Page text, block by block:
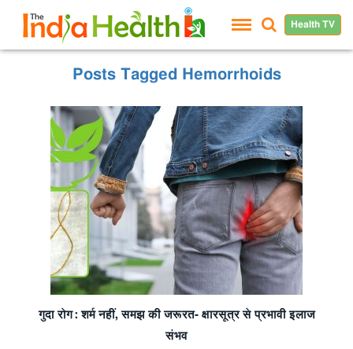
Health TV
Posts Tagged Hemorrhoids
गुदा रोग: शर्म नहीं,समझ की जरूरत- क्षारसूत्र से प्रभावी इलाज
संभव